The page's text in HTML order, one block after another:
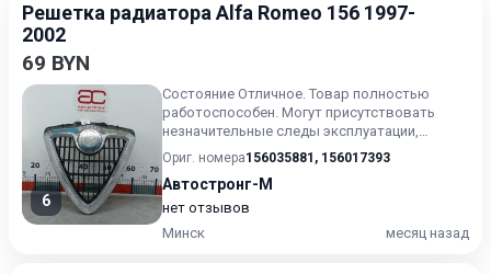
Решетка радиатора Alfa Romeo 156 1997-
2002
69 BYN
6
Состояние Отличное. Товар полностью
работоспособен. Могут присутствовать
незначительные следы эксплуатации,
царапины на лакокрасочном покрыт...
Ориг. номера156035881 , 156017393
Автостронг-М
нет отзывов
Минск
месяц назад